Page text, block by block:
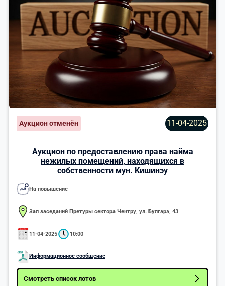
Аукцион отменён 11-04-2025
Аукцион по предоставлению права найма
нежилых помещений, находящихся в
собственности мун. Кишинэу
На повышение
Зал заседаний Претуры сектора Чентру, ул. Булгарэ, 43
11-04-2025 10:00
Информационное сообщение
Смотреть список лотов